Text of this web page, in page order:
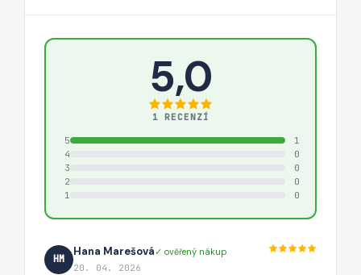
5,0
1 RECENZÍ
5
1
4
0
3
0
2
0
1
0
HM
Hana Marešová✓ ověřený nákup
20. 04. 2026